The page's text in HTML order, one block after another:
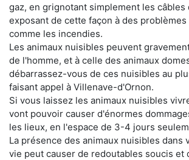
gaz, en grignotant simplement les câbles
exposant de cette façon à des
comme les incendies.
Les animaux nuisibles peuvent
de l'homme, et à celle des animaux
débarrassez-vous de ces nuisibles au
faisant appel à Villenave-d'Ornon.
Si vous laissez les animaux nuisibles
vont pouvoir causer d'énormes
les lieux, en l'espace de 3-4 jours
La présence des animaux nuisibles dans
vie peut causer de redoutables soucis et